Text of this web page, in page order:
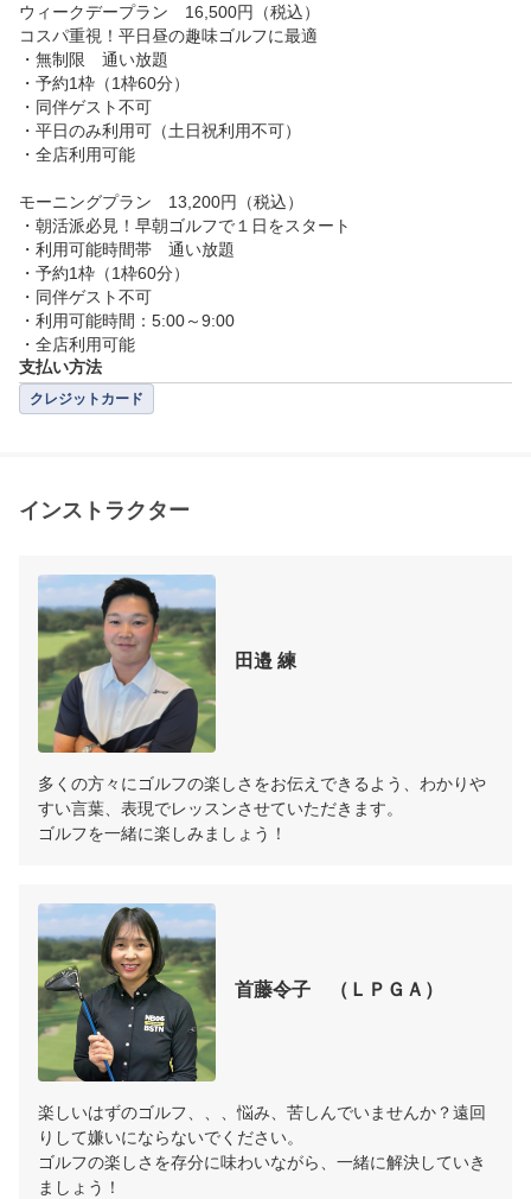
ウィークデープラン　16,500円（税込）
コスパ重視！平日昼の趣味ゴルフに最適
・無制限　通い放題
・予約1枠（1枠60分）
・同伴ゲスト不可
・平日のみ利用可（土日祝利用不可）
・全店利用可能
モーニングプラン　13,200円（税込）
・朝活派必見！早朝ゴルフで１日をスタート
・利用可能時間帯　通い放題
・予約1枠（1枠60分）
・同伴ゲスト不可
・利用可能時間：5:00～9:00
・全店利用可能
支払い方法
クレジットカード
インストラクター
田邉 練
多くの方々にゴルフの楽しさをお伝えできるよう、わかりや
すい言葉、表現でレッスンさせていただきます。
ゴルフを一緒に楽しみましょう！
首藤令子　（ＬＰＧＡ）
楽しいはずのゴルフ、、、悩み、苦しんでいませんか？遠回
りして嫌いにならないでください。
ゴルフの楽しさを存分に味わいながら、一緒に解決していき
ましょう！